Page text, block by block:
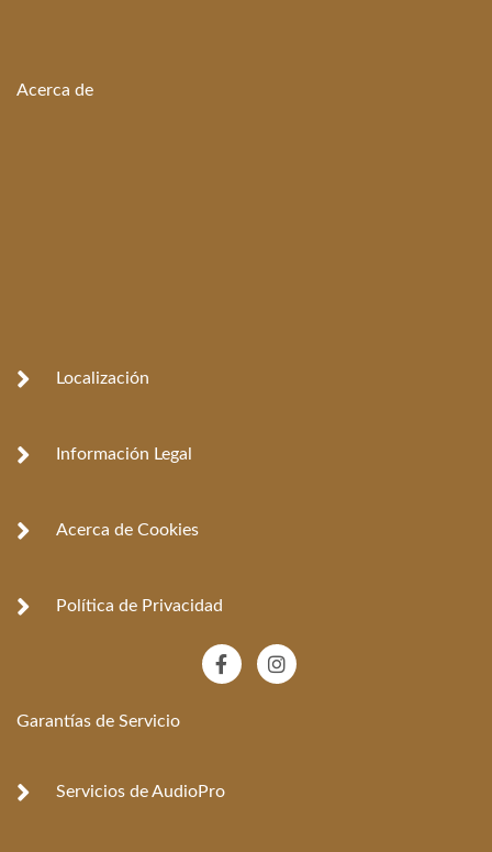
Acerca de
Localización
Información Legal
Acerca de Cookies
Política de Privacidad
F
a
k
I
n
Garantías de Servicio
Servicios de AudioPro